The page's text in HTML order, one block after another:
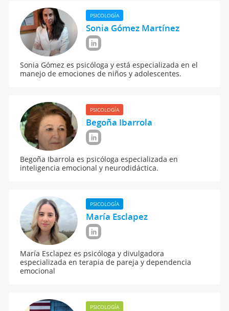
PSICOLOGÍA
Sonia Gómez Martínez
Sonia Gómez es psicóloga y está especializada en el
manejo de emociones de niños y adolescentes.
PSICOLOGÍA
Begoña Ibarrola
Begoña Ibarrola es psicóloga especializada en
inteligencia emocional y neurodidáctica.
PSICOLOGÍA
María Esclapez
María Esclapez es psicóloga y divulgadora
especializada en terapia de pareja y dependencia
emocional
PSICOLOGÍA